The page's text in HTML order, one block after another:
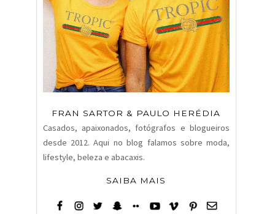
FRAN SARTOR & PAULO HERÉDIA
Casados, apaixonados, fotógrafos e blogueiros
desde 2012. Aqui no blog falamos sobre moda,
lifestyle, beleza e abacaxis.
SAIBA MAIS